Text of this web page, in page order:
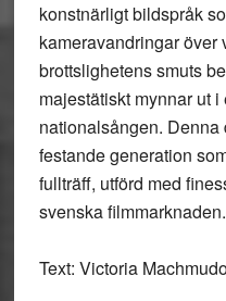
konstnärligt bildspråk
kameravandringar över
brottslighetens smuts
majestätiskt mynnar ut
nationalsången.
festande generation
fullträff, utförd med
svenska filmmarknaden.
Text: Victoria